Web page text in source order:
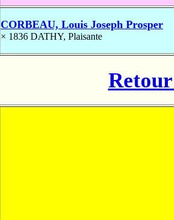
CORBEAU, Louis Joseph Prosper
× 1836 DATHY, Plaisante